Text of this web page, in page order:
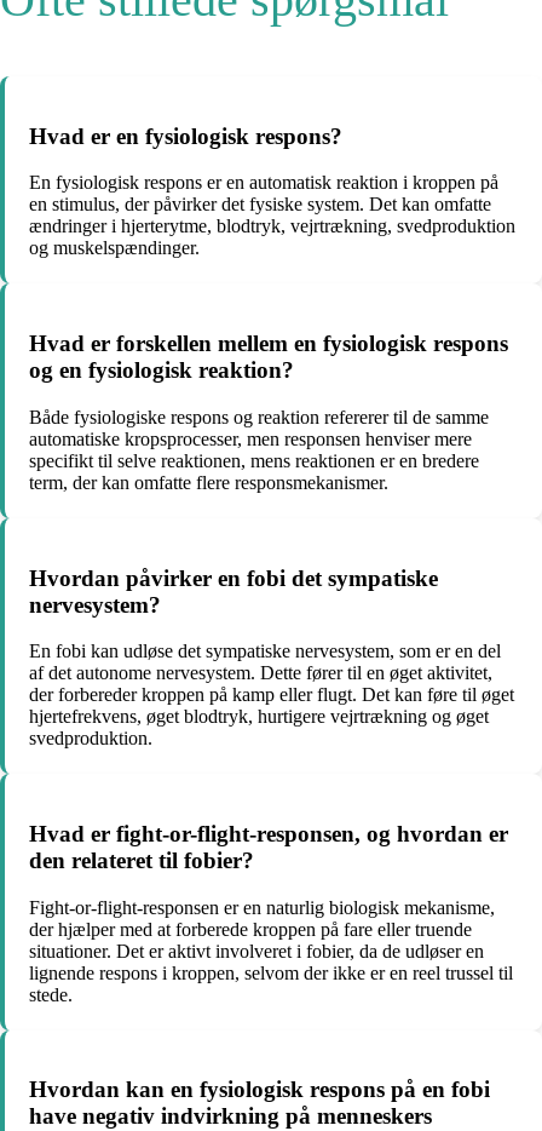
Hvad er en fysiologisk respons?
En fysiologisk respons er en automatisk reaktion i kroppen på
en stimulus, der påvirker det fysiske system. Det kan omfatte
ændringer i hjerterytme, blodtryk, vejrtrækning, svedproduktion
og muskelspændinger.
Hvad er forskellen mellem en fysiologisk respons
og en fysiologisk reaktion?
Både fysiologiske respons og reaktion refererer til de samme
automatiske kropsprocesser, men responsen henviser mere
specifikt til selve reaktionen, mens reaktionen er en bredere
term, der kan omfatte flere responsmekanismer.
Hvordan påvirker en fobi det sympatiske
nervesystem?
En fobi kan udløse det sympatiske nervesystem, som er en del
af det autonome nervesystem. Dette fører til en øget aktivitet,
der forbereder kroppen på kamp eller flugt. Det kan føre til øget
hjertefrekvens, øget blodtryk, hurtigere vejrtrækning og øget
svedproduktion.
Hvad er fight-or-flight-responsen, og hvordan er
den relateret til fobier?
Fight-or-flight-responsen er en naturlig biologisk mekanisme,
der hjælper med at forberede kroppen på fare eller truende
situationer. Det er aktivt involveret i fobier, da de udløser en
lignende respons i kroppen, selvom der ikke er en reel trussel til
stede.
Hvordan kan en fysiologisk respons på en fobi
have negativ indvirkning på menneskers